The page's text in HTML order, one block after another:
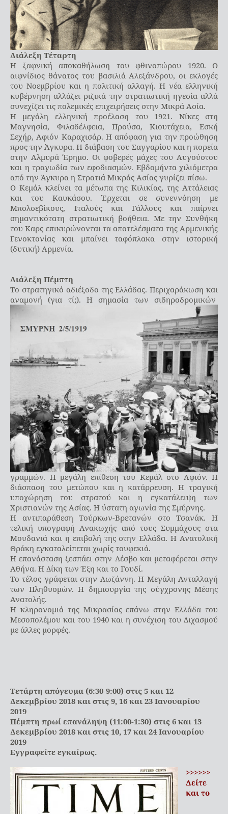
Διάλεξη Τέταρτη
Η ξαφνική αποκαθήλωση του φθινοπώρου 1920. Ο
αιφνίδιος θάνατος του βασιλιά Αλεξάνδρου, οι εκλογές
του Νοεμβρίου και η πολιτική αλλαγή. Η νέα ελληνική
κυβέρνηση αλλάζει ριζικά την στρατιωτική ηγεσία αλλά
συνεχίζει τις πολεμικές επιχειρήσεις στην Μικρά Ασία.
Η μεγάλη ελληνική προέλαση του 1921. Νίκες στη
Μαγνησία, Φιλαδέλφεια, Προύσα, Κιουτάχεια, Εσκή
Σεχήρ, Αφιόν Καραχισάρ. Η απόφαση για την προώθηση
προς την Άγκυρα. Η διάβαση του Σαγγαρίου και η πορεία
στην Αλμυρά Έρημο. Οι φοβερές μάχες του Αυγούστου
και η τραγωδία των εφοδιασμών. Εβδομήντα χιλιόμετρα
από την Άγκυρα η Στρατιά Μικράς Ασίας γυρίζει πίσω.
Ο Κεμάλ κλείνει τα μέτωπα της Κιλικίας, της Αττάλειας
και του Καυκάσου. Έρχεται σε συνεννόηση με
Μπολσεβίκους, Ιταλούς και Γάλλους και παίρνει
σημαντικότατη στρατιωτική βοήθεια. Με την Συνθήκη
του Καρς επικυρώνονται τα αποτελέσματα της Αρμενικής
Γενοκτονίας και μπαίνει ταφόπλακα στην ιστορική
(δυτική) Αρμενία.
Διάλεξη Πέμπτη
Το στρατηγικό αδιέξοδο της Ελλάδας. Περιχαράκωση και
αναμονή (για τί;). Η σημασία των σιδηροδρομικών
γραμμών. Η μεγάλη επίθεση του Κεμάλ στο Αφιόν. Η
διάσπαση του μετώπου και η κατάρρευση. Η τραγική
υποχώρηση του στρατού και η εγκατάλειψη των
Χριστιανών της Ασίας. Η ύστατη αγωνία της Σμύρνης.
Η αντιπαράθεση Τούρκων-Βρετανών στο Τσανάκ. Η
τελική υπογραφή Ανακωχής από τους Συμμάχους στα
Μουδανιά και η επιβολή της στην Ελλάδα. Η Ανατολική
Θράκη εγκαταλείπεται χωρίς τουφεκιά.
Η επανάσταση ξεσπάει στην Λέσβο και μεταφέρεται στην
Αθήνα. Η Δίκη των Έξη και το Γουδί.
Το τέλος γράφεται στην Λωζάννη. Η Μεγάλη Ανταλλαγή
των Πληθυσμών. Η δημιουργία της σύγχρονης Μέσης
Ανατολής.
Η κληρονομιά της Μικρασίας επάνω στην Ελλάδα του
Μεσοπολέμου και του 1940 και η συνέχιση του Διχασμού
με άλλες μορφές.
Τετάρτη απόγευμα (6:30-9:00) στις 5 και 12
Δεκεμβρίου 2018 και στις 9, 16 και 23 Ιανουαρίου
2019
Πέμπτη πρωί επανάληψη (11:00-1:30) στις 6 και 13
Δεκεμβρίου 2018 και στις 10, 17 και 24 Ιανουαρίου
2019
Εγγραφείτε εγκαίρως.
>>>>>>
Δείτε
και το